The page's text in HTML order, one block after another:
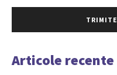
Articole recente